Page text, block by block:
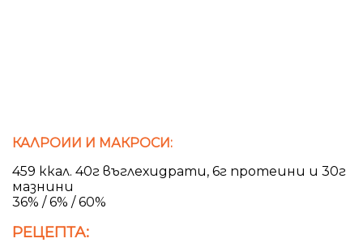
КАЛРОИИ И МАКРОСИ:
459 ккал. 40г въглехидрати, 6г протеини и 30г
мазнини
36% / 6% / 60%
РЕЦЕПТА: